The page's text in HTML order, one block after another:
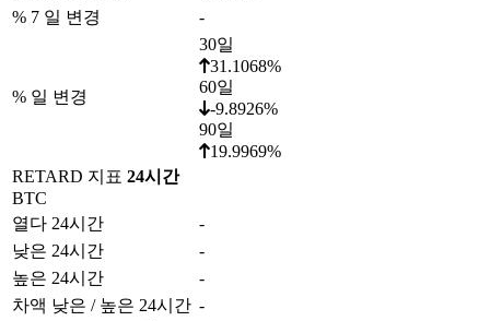
% 7 일 변경
-
% 일 변경
30일
31.1068%
60일
-9.8926%
90일
19.9969%
RETARD 지표 24시간
BTC
열다 24시간
-
낮은 24시간
-
높은 24시간
-
차액 낮은 / 높은 24시간 -